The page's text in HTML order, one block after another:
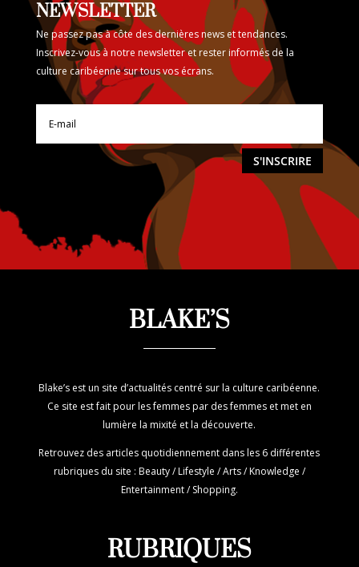
NEWSLETTER
Ne passez pas à côte des dernières news et tendances.
Inscrivez-vous à notre newsletter et rester informés de la
culture caribéenne sur tous vos écrans.
S'INSCRIRE
BLAKE’S
Blake’s est un site d’actualités centré sur la culture caribéenne.
Ce site est fait pour les femmes par des femmes et met en
lumière la mixité et la découverte.
Retrouvez des articles quotidiennement dans les 6 différentes
rubriques du site : Beauty / Lifestyle / Arts / Knowledge /
Entertainment / Shopping.
RUBRIQUES